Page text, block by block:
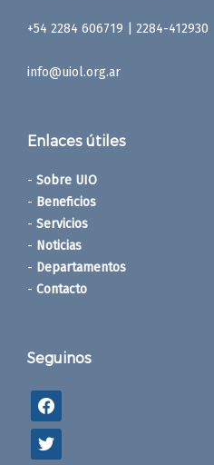
+54 2284 606719 | 2284-412930
info@uiol.org.ar
Enlaces útiles
- Sobre UIO
- Beneficios
- Servicios
- Noticias
- Departamentos
- Contacto
Seguinos